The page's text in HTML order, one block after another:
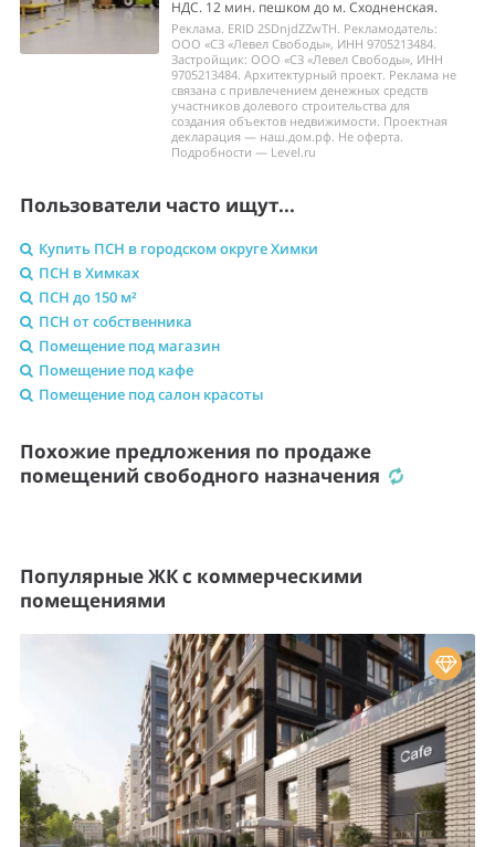
НДС. 12 мин. пешком до м. Сходненская.
Реклама. ERID 2SDnjdZZwTH. Рекламодатель:
ООО «СЗ «Левел Свободы», ИНН 9705213484.
Застройщик: ООО «СЗ «Левел Свободы», ИНН
9705213484. Архитектурный проект. Реклама не
связана с привлечением денежных средств
участников долевого строительства для
создания объектов недвижимости. Проектная
декларация — наш.дом.рф. Не оферта.
Подробности — Level.ru
Пользователи часто ищут...
Купить ПСН в городском округе Химки
ПСН в Химках
ПСН до 150 м²
ПСН от собственника
Помещение под магазин
Помещение под кафе
Помещение под салон красоты
Похожие предложения по продаже
помещений свободного назначения
Популярные ЖК с коммерческими
помещениями